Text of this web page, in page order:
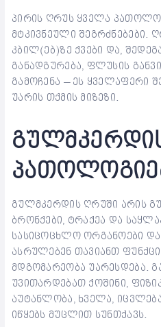
პირის ღრუს ყველა
მტკივნეული შეგრძნებები.
კბილ(ებ)ზე ქვები და,
განადგურება, ფლუსის
გამოჩენა – ეს ყველაფერი
უარის თქმის მიზეზი.
გულმკერდის ღრუში არის
ბრონქები, ტრაქეა და
სასიცოცხლო ორგანოები
ასრულებენ თავიანთ
მდგომარეობა უარესდება.
უვითარდებათ ქოშინი,
აუტანლობა, ხველა,
იწყებს მუცლით სუნთქავს.